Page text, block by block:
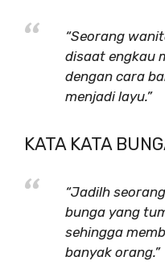
“Seorang
disaat engkau
dengan cara
menjadi layu.”
KATA KATA
“Jadilh
bunga yang
sehingga
banyak orang.”